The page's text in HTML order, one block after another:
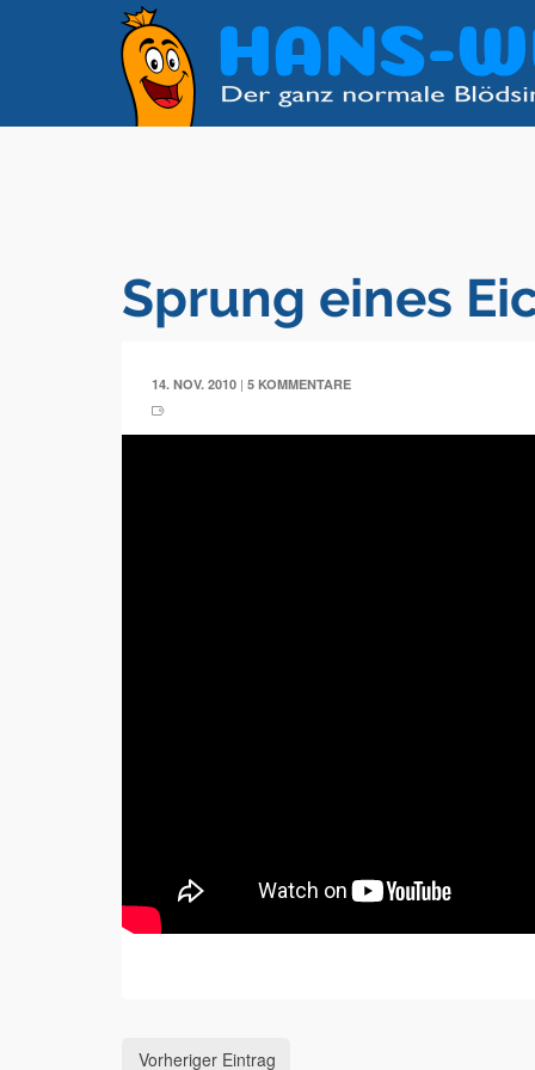
Sprung eines
14. NOV. 2010 | 5 KOMMENTARE
Vorheriger Eintrag